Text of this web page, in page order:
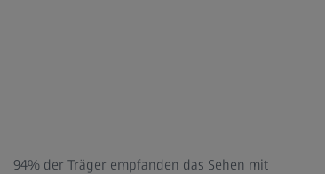
94% der Träger empfanden das Sehen mit ZEISS